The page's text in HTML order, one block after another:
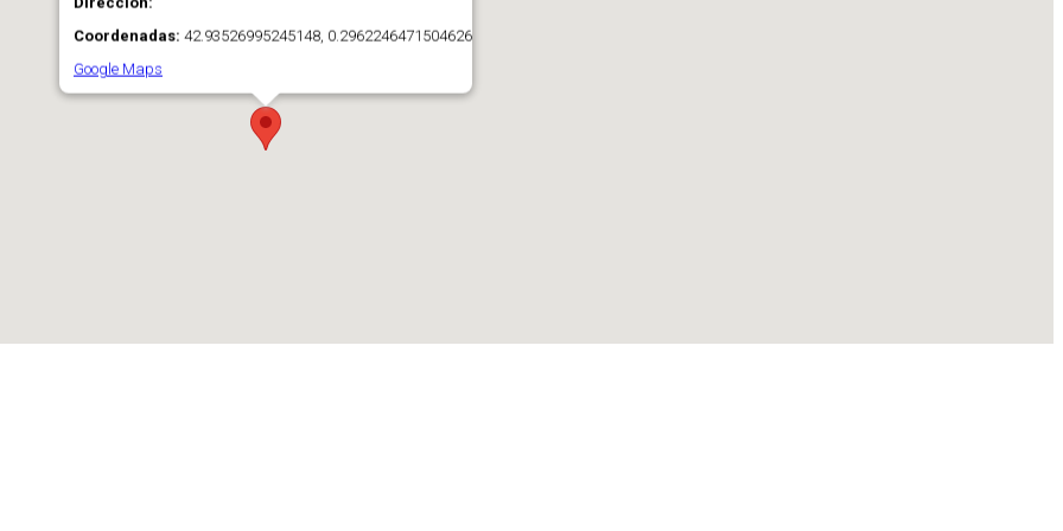
Coordenadas: 42.93526995245148, 0.2962246471504626
Google Maps